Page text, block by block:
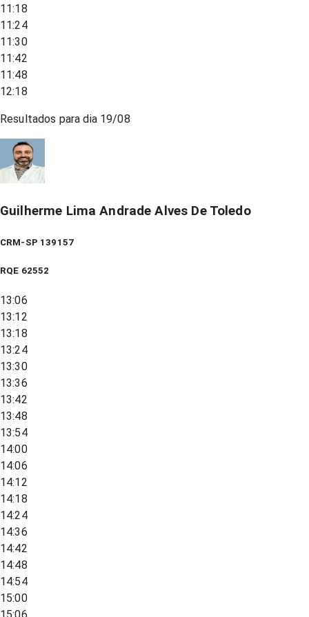
11:18
11:24
11:30
11:42
11:48
12:18
Resultados para dia 19/08
Guilherme Lima Andrade Alves De Toledo
CRM-SP 139157
RQE 62552
13:06
13:12
13:18
13:24
13:30
13:36
13:42
13:48
13:54
14:00
14:06
14:12
14:18
14:24
14:36
14:42
14:48
14:54
15:00